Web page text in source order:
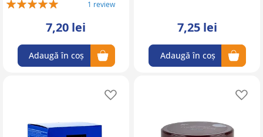
1 review
7,20 lei
Adaugă în coș
7,25 lei
Adaugă în coș